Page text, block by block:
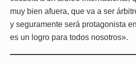
muy bien afuera, que va a ser
y seguramente será protagonista
es un logro para todos nosotros».